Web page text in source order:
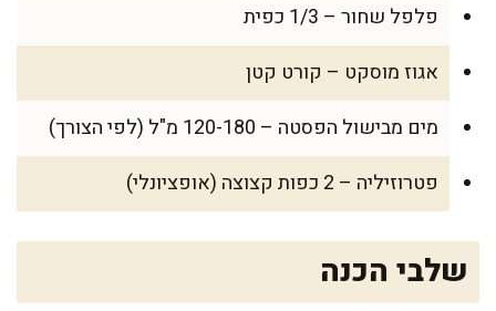
פלפל שחור – 1/3 כפית
אגוז מוסקט – קורט קטן
מים מבישול הפסטה – 120-180 מ"ל (לפי הצורך)
פטרוזיליה – 2 כפות קצוצה (אופציונלי)
שלבי הכנה